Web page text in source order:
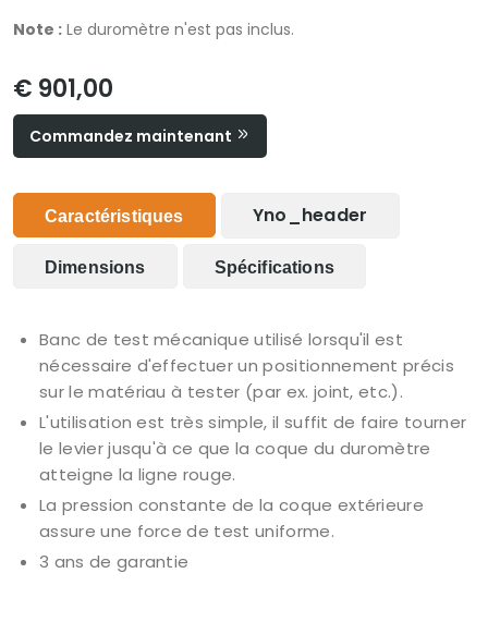
Note : Le duromètre n'est pas inclus.
€ 901,00
Commandez maintenant
Caractéristiques Yno_header
Dimensions Spécifications
Banc de test mécanique utilisé lorsqu'il est
nécessaire d'effectuer un positionnement précis
sur le matériau à tester (par ex. joint, etc.).
L'utilisation est très simple, il suffit de faire tourner
le levier jusqu'à ce que la coque du duromètre
atteigne la ligne rouge.
La pression constante de la coque extérieure
assure une force de test uniforme.
3 ans de garantie